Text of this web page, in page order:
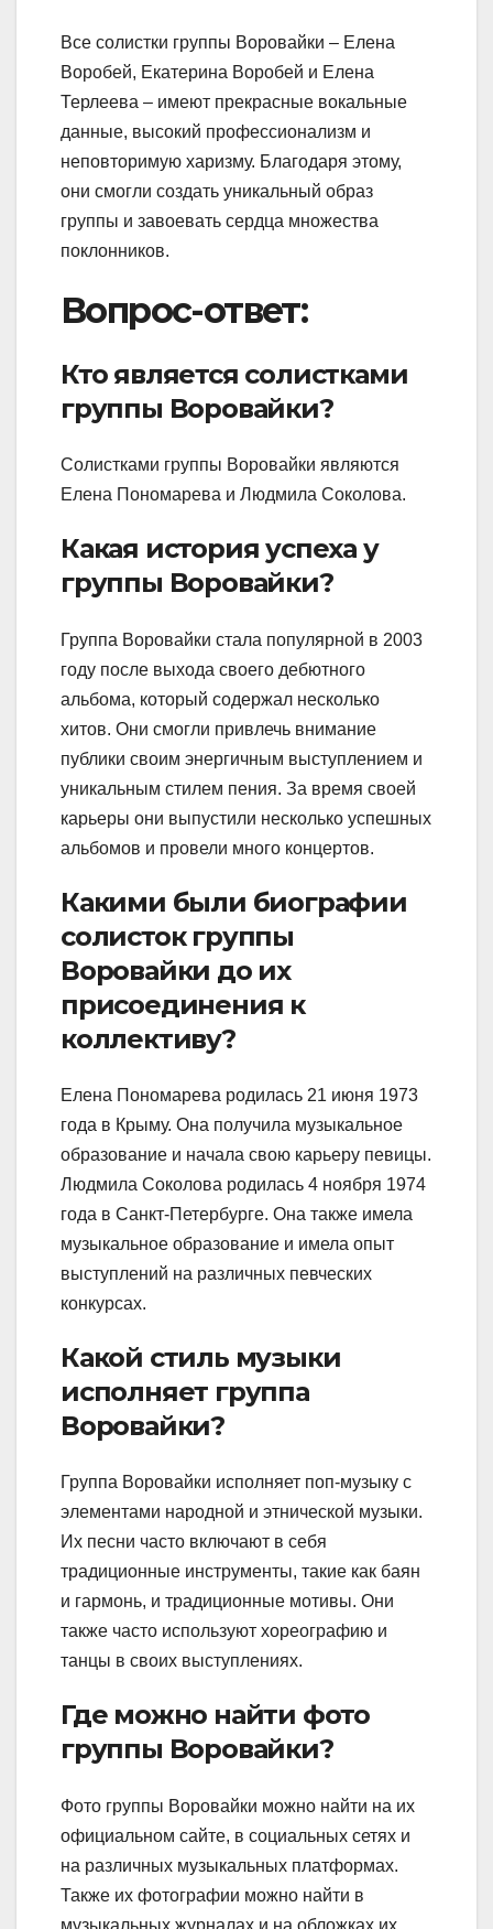
Все солистки группы Воровайки – Елена
Воробей, Екатерина Воробей и Елена
Терлеева – имеют прекрасные вокальные
данные, высокий профессионализм и
неповторимую харизму. Благодаря этому,
они смогли создать уникальный образ
группы и завоевать сердца множества
поклонников.
Вопрос-ответ:
Кто является солистками
группы Воровайки?
Солистками группы Воровайки являются
Елена Пономарева и Людмила Соколова.
Какая история успеха у
группы Воровайки?
Группа Воровайки стала популярной в 2003
году после выхода своего дебютного
альбома, который содержал несколько
хитов. Они смогли привлечь внимание
публики своим энергичным выступлением и
уникальным стилем пения. За время своей
карьеры они выпустили несколько успешных
альбомов и провели много концертов.
Какими были биографии
солисток группы
Воровайки до их
присоединения к
коллективу?
Елена Пономарева родилась 21 июня 1973
года в Крыму. Она получила музыкальное
образование и начала свою карьеру певицы.
Людмила Соколова родилась 4 ноября 1974
года в Санкт-Петербурге. Она также имела
музыкальное образование и имела опыт
выступлений на различных певческих
конкурсах.
Какой стиль музыки
исполняет группа
Воровайки?
Группа Воровайки исполняет поп-музыку с
элементами народной и этнической музыки.
Их песни часто включают в себя
традиционные инструменты, такие как баян
и гармонь, и традиционные мотивы. Они
также часто используют хореографию и
танцы в своих выступлениях.
Где можно найти фото
группы Воровайки?
Фото группы Воровайки можно найти на их
официальном сайте, в социальных сетях и
на различных музыкальных платформах.
Также их фотографии можно найти в
музыкальных журналах и на обложках их